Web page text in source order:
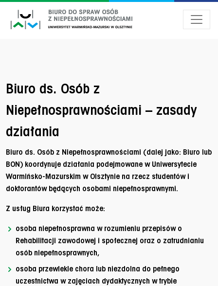
Biuro ds. Osób z
Niepełnosprawnościami – zasady
działania
Biuro ds. Osób z Niepełnosprawnościami (dalej jako: Biuro lub
BON) koordynuje działania podejmowane w Uniwersytecie
Warmińsko-Mazurskim w Olsztynie na rzecz studentów i
doktorantów będących osobami niepełnosprawnymi.
Z usług Biura korzystać może:
osoba niepełnosprawna w rozumieniu przepisów o
Rehabilitacji zawodowej i społecznej oraz o zatrudnianiu
osób niepełnosprawnych,
osoba przewlekle chora lub niezdolna do pełnego
uczestnictwa w zajęciach dydaktycznych w trybie